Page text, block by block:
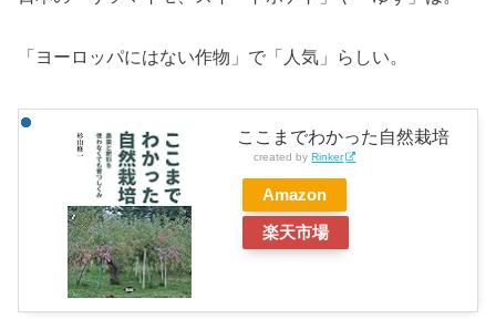
「ヨーロッパにはない作物」で「人気」らしい。
ここまでわかった自然栽培
created byRinker
Amazon
楽天市場